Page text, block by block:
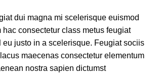
dui magna mi scelerisque euismod
hac consectetur class metus feugiat
eu justo in a scelerisque. Feugiat sociis
maecenas consectetur elementum
nostra sapien dictumst